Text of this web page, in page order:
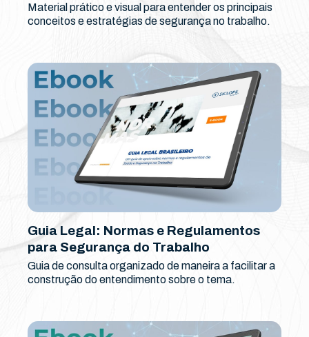
Material prático e visual para entender os principais
conceitos e estratégias de segurança no trabalho.
Guia Legal: Normas e Regulamentos
para Segurança do Trabalho
Guia de consulta organizado de maneira a facilitar a
construção do entendimento sobre o tema.